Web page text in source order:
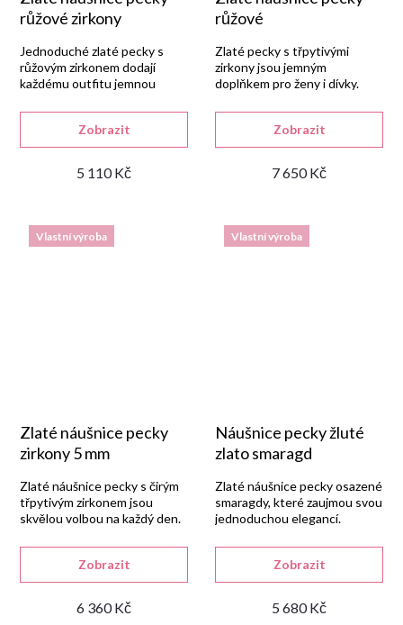
růžové zirkony
5 110 Kč
Zobrazit
Jednoduché zlaté pecky s
růžovým zirkonem dodají
každému outfitu jemnou
růžové
7 650 Kč
Zobrazit
Zlaté pecky s třpytivými
zirkony jsou jemným
doplňkem pro ženy i dívky.
Vlastní výroba
Zlaté náušnice pecky
zirkony 5 mm
6 360 Kč
Zobrazit
Zlaté náušnice pecky s čirým
třpytivým zirkonem jsou
skvělou volbou na každý den.
Vlastní výroba
Náušnice pecky žluté
zlato smaragd
5 680 Kč
Zobrazit
Zlaté náušnice pecky osazené
smaragdy, které zaujmou svou
jednoduchou elegancí.